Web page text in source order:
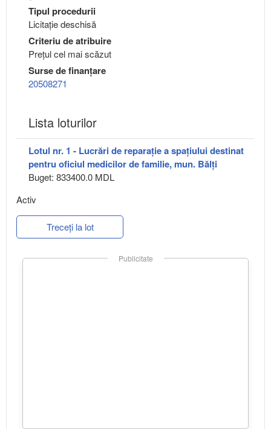
Tipul procedurii
Licitație deschisă
Criteriu de atribuire
Preţul cel mai scăzut
Surse de finanțare
20508271
Lista loturilor
Lotul nr. 1 - Lucrări de reparație a spațiului destinat
pentru oficiul medicilor de familie, mun. Bălți
Buget: 833400.0 MDL
Activ
Treceți la lot
Publicitate